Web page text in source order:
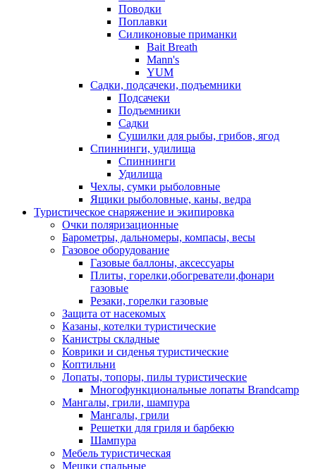
Поводки
Поплавки
Силиконовые приманки
Bait Breath
Mann's
YUM
Садки, подсачеки, подъемники
Подсачеки
Подъемники
Садки
Сушилки для рыбы, грибов, ягод
Спиннинги, удилища
Спиннинги
Удилища
Чехлы, сумки рыболовные
Ящики рыболовные, каны, ведра
Туристическое снаряжение и экипировка
Очки поляризационные
Барометры, дальномеры, компасы, весы
Газовое оборудование
Газовые баллоны, аксессуары
Плиты, горелки,обогреватели,фонари
газовые
Резаки, горелки газовые
Защита от насекомых
Казаны, котелки туристические
Канистры складные
Коврики и сиденья туристические
Коптильни
Лопаты, топоры, пилы туристические
Многофункциональные лопаты Brandcamp
Мангалы, грили, шампура
Мангалы, грили
Решетки для гриля и барбекю
Шампура
Мебель туристическая
Мешки спальные